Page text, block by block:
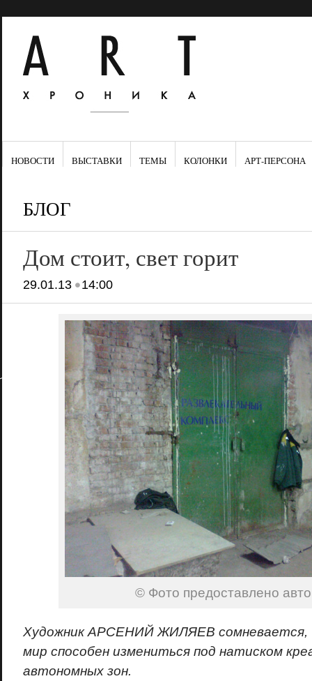
НОВОСТИ ВЫСТАВКИ ТЕМЫ КОЛОНКИ АРТ-ПЕРСОНА
БЛОГ
Дом стоит, свет горит
29.01.13•14:00
© Фото предоставлено
Художник АРСЕНИЙ ЖИЛЯЕВ сомневается,
мир способен измениться под натиском
автономных зон.